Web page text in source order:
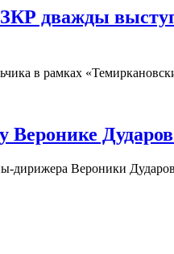
дважды
в рамках
Веронике
дирижера Вероники